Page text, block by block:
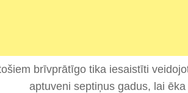
brīvprātīgo tika iesaistīti
aptuveni septiņus gadus, lai